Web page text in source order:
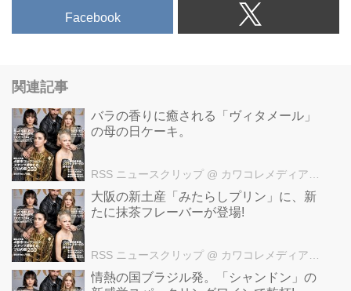
Facebook
関連記事
バラの香りに癒される「ヴィタメール」
の母の日ケーキ。
RSS ニュースクリップ @ カワコレメディア編集部
大阪の新土産「みたらしプリン」に、新
たに抹茶フレーバーが登場!
RSS ニュースクリップ @ カワコレメディア編集部
情熱の国ブラジル発。「シャンドン」の